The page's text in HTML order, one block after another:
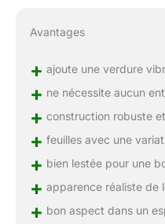
Avantages
+ ajoute une verdure
+ ne nécessite aucun
+ construction robuste
+ feuilles avec une
+ bien lestée pour une
+ apparence réaliste de
+ bon aspect dans un